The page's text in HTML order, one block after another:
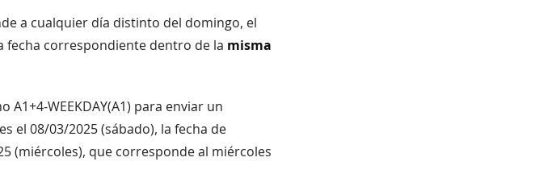
a cualquier día distinto del domingo, el
fecha correspondiente dentro de la misma
WEEKDAY(A1) para enviar un
el 08/03/2025 (sábado), la fecha de
(miércoles), que corresponde al miércoles